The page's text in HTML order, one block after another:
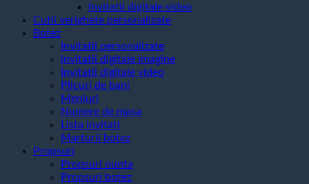
Invitatii digitale video
Cutii verighete personalizate
Botez
Invitatii personalizate
invitatii digitale imagine
Invitatii digitale video
Plicuri de bani
Meniuri
Numere de masa
Lista invitati
Marturii botez
Propsuri
Propsuri nunta
Propsuri botez